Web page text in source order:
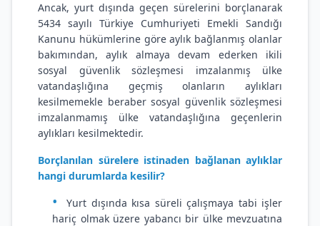
Ancak, yurt dışında geçen sürelerini borçlanarak
5434 sayılı Türkiye Cumhuriyeti Emekli Sandığı
Kanunu hükümlerine göre aylık bağlanmış olanlar
bakımından, aylık almaya devam ederken ikili
sosyal güvenlik sözleşmesi imzalanmış ülke
vatandaşlığına geçmiş olanların aylıkları
kesilmemekle beraber sosyal güvenlik sözleşmesi
imzalanmamış ülke vatandaşlığına geçenlerin
aylıkları kesilmektedir.
Borçlanılan sürelere istinaden bağlanan aylıklar
hangi durumlarda kesilir?
Yurt dışında kısa süreli çalışmaya tabi işler
hariç olmak üzere yabancı bir ülke mevzuatına